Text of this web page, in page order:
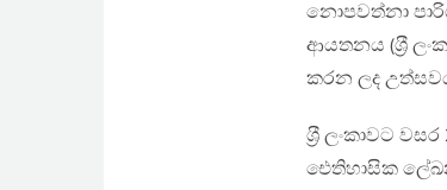
නොපවත්නා
ආයතනය (ශ‍්‍රී
කරන ලද
ශ‍්‍රී ලංකාවට
ඓතිහාසික ලේඛන